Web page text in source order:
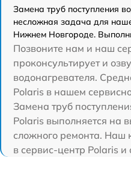
Замена труб поступления
несложная задача для
Нижнем Новгороде.
Позвоните нам и наш
проконсультирует и
водонагревателя.
Polaris в нашем
Замена труб
Polaris выполняется на
сложного ремонта. Наш
в сервис-центр Polaris и